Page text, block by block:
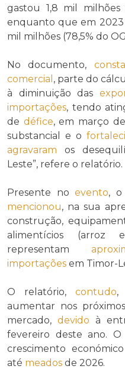
gastou 1,8 mil
enquanto que em 2023
mil milhões (78,5% do
No documento, consta
comercial , parte do
à diminuição das
importações, tendo
de défice, em março
substancial e o
agravaram os
Leste”, refere o relatório.
Presente no evento, o
mencionou, na sua
construção,
alimentícios (arroz
representam
importações em Timor-
O relatório, contudo,
aumentar nos
mercado,devido à
fevereiro deste ano.
crescimento
até meados de 2026.